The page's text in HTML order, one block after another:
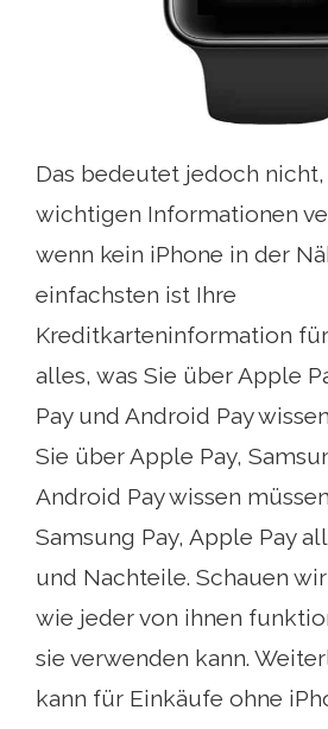
Das bedeutet jedoch nicht,
wichtigen Informationen
wenn kein iPhone in der
einfachsten ist Ihre
Kreditkarteninformation
alles, was Sie über Apple
Pay und Android Pay
Sie über Apple Pay,
Android Pay wissen
Samsung Pay, Apple Pay
und Nachteile. Schauen
wie jeder von ihnen
sie verwenden kann.
kann für Einkäufe ohne